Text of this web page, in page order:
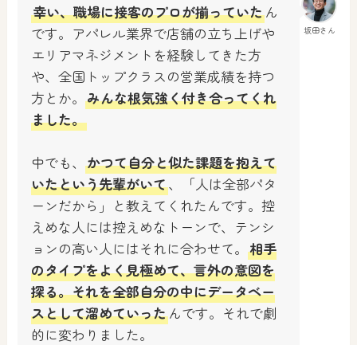
坂田さん
幸い、職場に接客のプロが揃っていたん
です。アパレル業界で店舗の立ち上げや
エリアマネジメントを経験してきた方
や、全国トップクラスの営業成績を持つ
方とか。みんな根気強く付き合ってくれ
ました。
中でも、かつて自分と似た課題を抱えて
いたという先輩がいて、「人は全部パタ
ーンだから」と教えてくれたんです。控
えめな人には控えめなトーンで、テンシ
ョンの高い人にはそれに合わせて。相手
のタイプをよく見極めて、言外の意図を
探る。それを全部自分の中にデータベー
スとして溜めていったんです。それで劇
的に変わりました。